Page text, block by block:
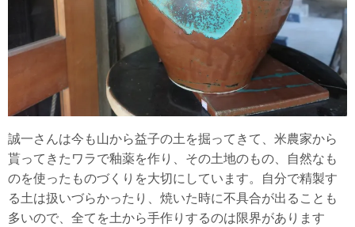
誠一さんは今も山から益子の土を掘ってきて、米農家から
貰ってきたワラで釉薬を作り、その土地のもの、自然なも
のを使ったものづくりを大切にしています。自分で精製す
る土は扱いづらかったり、焼いた時に不具合が出ることも
多いので、全てを土から手作りするのは限界があります